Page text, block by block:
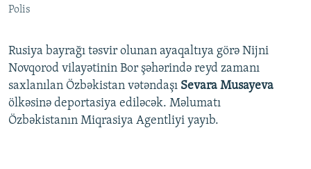
Polis
Rusiya bayrağı təsvir olunan ayaqaltıya görə Nijni
Novqorod vilayətinin Bor şəhərində reyd zamanı
saxlanılan Özbəkistan vətəndaşı Sevara Musayeva
ölkəsinə deportasiya ediləcək. Məlumatı
Özbəkistanın Miqrasiya Agentliyi yayıb.